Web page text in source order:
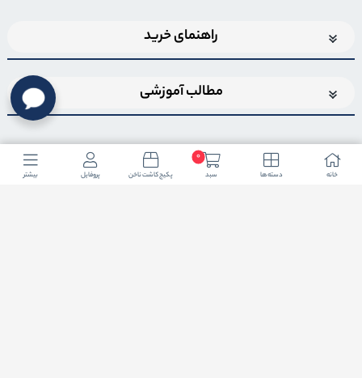
خانه دسته ها
0
سبد پکیج کاشت ناخن پروفایل بیشتر
راهنمای خرید
مطالب آموزشی